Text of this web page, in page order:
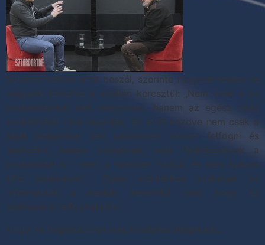
Sztárportréban arról beszél, szerinte nagymértékben le
vagyunk terhelve a médián keresztül: „Nem csak a mi
problémáinkat kell megoldani, hanem az egész világ
problémáját ránk nyomják, és ettől kezdve nem csak a
saját dolgainkat kell valamilyen módon felfogni és
analizálni, hanem másoknak, más földrészeknek a
problémáit is – mert a hírekben halljuk, és nem tudunk
tőle szabadulni… Olyan mértékben zúdulnak az
információk a médián keresztül ránk, hogy ez
számunkra felfoghatatlan…
Hogy ne foglalkozzon más kivételes dolgokkal…